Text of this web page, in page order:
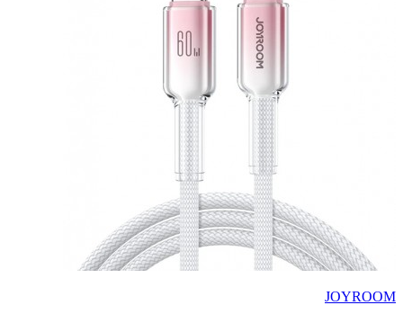
JOYROOM